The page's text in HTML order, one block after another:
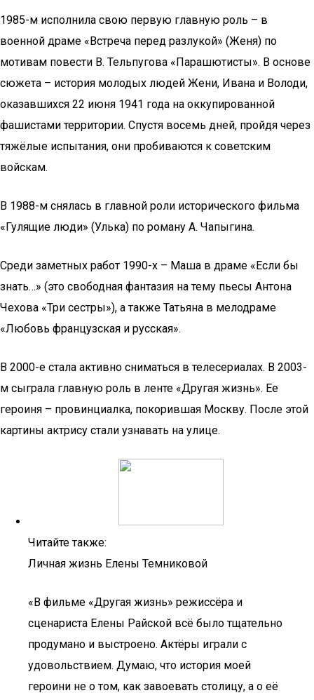
1985-м исполнила свою первую главную роль – в
военной драме «Встреча перед разлукой» (Женя) по
мотивам повести В. Тельпугова «Парашютисты». В основе
сюжета – история молодых людей Жени, Ивана и Володи,
оказавшихся 22 июня 1941 года на оккупированной
фашистами территории. Спустя восемь дней, пройдя через
тяжёлые испытания, они пробиваются к советским
войскам.
В 1988-м снялась в главной роли исторического фильма
«Гулящие люди» (Улька) по роману А. Чапыгина.
Среди заметных работ 1990-х – Маша в драме «Если бы
знать…» (это свободная фантазия на тему пьесы Антона
Чехова «Три сестры»), а также Татьяна в мелодраме
«Любовь французская и русская».
В 2000-е стала активно сниматься в телесериалах. В 2003-
м сыграла главную роль в ленте «Другая жизнь». Ее
героиня – провинциалка, покорившая Москву. После этой
картины актрису стали узнавать на улице.
Читайте также:
Личная жизнь Елены Темниковой
«В фильме «Другая жизнь» режиссёра и
сценариста Елены Райской всё было тщательно
продумано и выстроено. Актёры играли с
удовольствием. Думаю, что история моей
героини не о том, как завоевать столицу, а о её